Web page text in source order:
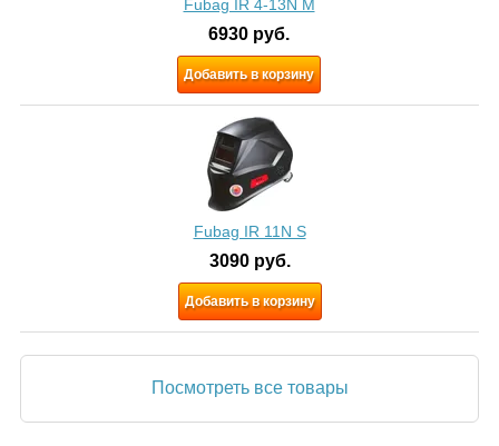
Fubag IR 4-13N M
6930 руб.
Добавить в корзину
Fubag IR 11N S
3090 руб.
Добавить в корзину
Посмотреть все товары